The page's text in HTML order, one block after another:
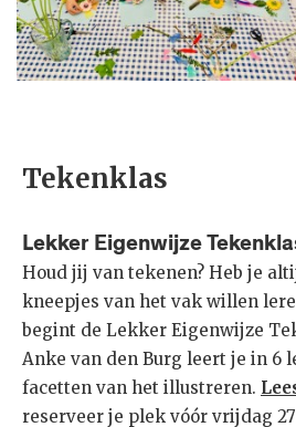
Tekenklas
Lekker Eigenwijze
Houd jij van tekenen? Heb je
kneepjes van het vak willen
begint de Lekker Eigenwijze
Anke van den Burg leert je in 6
facetten van het illustreren.
reserveer je plek vóór vrijdag